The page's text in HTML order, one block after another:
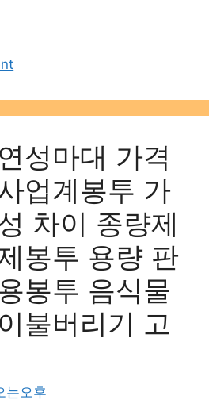
성마대 가격
업계봉투 가
차이 종량제
봉투 용량 판
봉투 음식물
불버리기 고
는오후